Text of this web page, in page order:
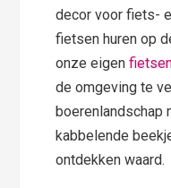
decor voor fiets-
fietsen huren op
onze eigen
de omgeving te
boerenlandschap
kabbelende
ontdekken waard.